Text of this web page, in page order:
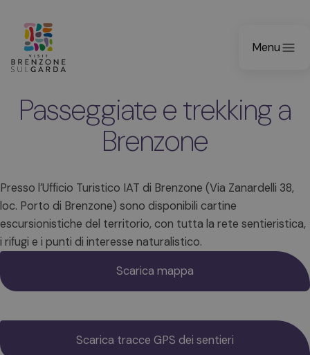
Menu
Passeggiate e trekking a
Brenzone
Presso l’Ufficio Turistico IAT di Brenzone (Via Zanardelli 38,
loc. Porto di Brenzone) sono disponibili cartine
escursionistiche del territorio, con tutta la rete sentieristica,
i rifugi e i punti di interesse naturalistico.
Scarica mappa
Scarica tracce GPS dei sentieri